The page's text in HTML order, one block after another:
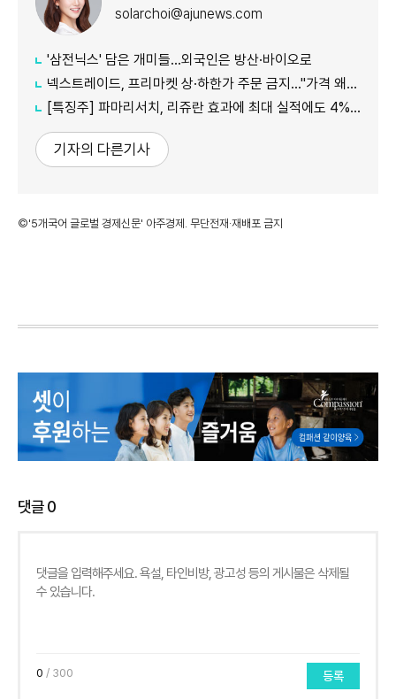
solarchoi@ajunews.com
'삼전닉스' 담은 개미들…외국인은 방산·바이오로
넥스트레이드, 프리마켓 상·하한가 주문 금지…"가격 왜곡 방지"
[특징주] 파마리서치, 리쥬란 효과에 최대 실적에도 4%대 약세
기자의 다른기사
©'5개국어 글로벌 경제신문' 아주경제. 무단전재·재배포 금지
댓글0
0 / 300 등록